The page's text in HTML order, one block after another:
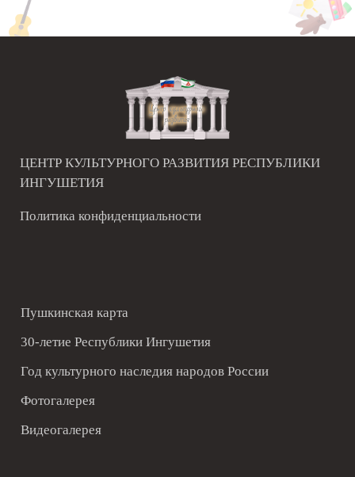
ЦЕНТР КУЛЬТУРНОГО РАЗВИТИЯ РЕСПУБЛИКИ
ИНГУШЕТИЯ
Политика конфиденциальности
Пушкинская карта
30-летие Республики Ингушетия
Год культурного наследия народов России
Фотогалерея
Видеогалерея